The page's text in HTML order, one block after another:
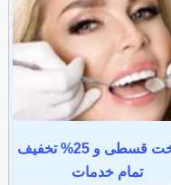
پرداخت قسطی و 25% تخفیف
تمام خدمات